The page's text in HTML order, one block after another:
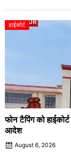
हाईकोर्ट
फोन टैपिंग को
आदेश
August 6, 2026